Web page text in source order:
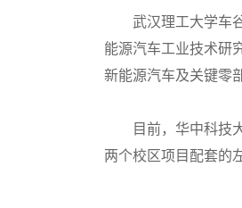
武汉理工大学车谷
能源汽车工业技术研
新能源汽车及关键零
目前，华中科技大
两个校区项目配套的